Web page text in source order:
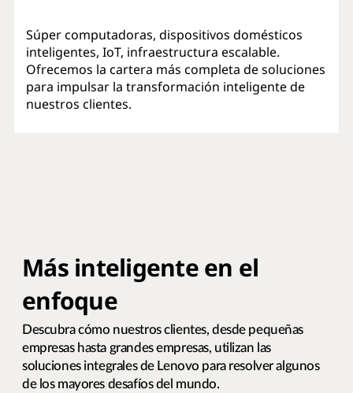
Súper computadoras, dispositivos domésticos
inteligentes, IoT, infraestructura escalable.
Ofrecemos la cartera más completa de soluciones
para impulsar la transformación inteligente de
nuestros clientes.
Más inteligente en el
enfoque
Descubra cómo nuestros clientes, desde pequeñas
empresas hasta grandes empresas, utilizan las
soluciones integrales de Lenovo para resolver algunos
de los mayores desafíos del mundo.